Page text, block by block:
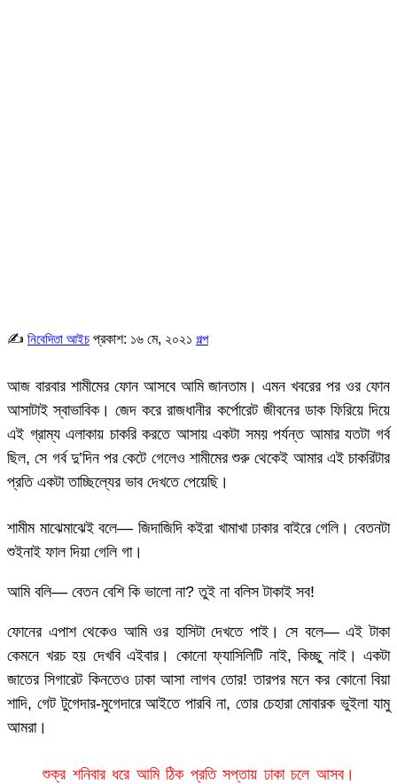
✍ নিবেদিতা আইচ প্রকাশ: ১৬ মে, ২০২১ গল্প
আজ বারবার শামীমের ফোন আসবে আমি জানতাম। এমন খবরের পর ওর ফোন
আসাটাই স্বাভাবিক। জেদ করে রাজধানীর কর্পোরেট জীবনের ডাক ফিরিয়ে দিয়ে
এই গ্রাম্য এলাকায় চাকরি করতে আসায় একটা সময় পর্যন্ত আমার যতটা গর্ব
ছিল, সে গর্ব দু’দিন পর কেটে গেলেও শামীমের শুরু থেকেই আমার এই চাকরিটার
প্রতি একটা তাচ্ছিল্যের ভাব দেখতে পেয়েছি।
শামীম মাঝেমাঝেই বলে— জিদাজিদি কইরা খামাখা ঢাকার বাইরে গেলি। বেতনটা
শুইনাই ফাল দিয়া গেলি গা।
আমি বলি— বেতন বেশি কি ভালো না? তুই না বলিস টাকাই সব!
ফোনের এপাশ থেকেও আমি ওর হাসিটা দেখতে পাই। সে বলে— এই টাকা
কেমনে খরচ হয় দেখবি এইবার। কোনো ফ্যাসিলিটি নাই, কিচ্ছু নাই। একটা
জাতের সিগারেট কিনতেও ঢাকা আসা লাগব তোর! তারপর মনে কর কোনো বিয়া
শাদি, গেট টুগেদার-মুগেদারে আইতে পারবি না, তোর চেহারা মোবারক ভুইলা যামু
আমরা।
শুক্র শনিবার ধরে আমি ঠিক প্রতি সপ্তায় ঢাকা চলে আসব।